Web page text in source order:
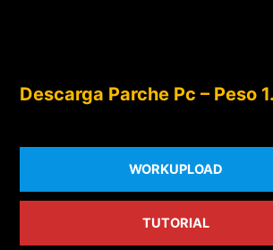
Descarga Parche Pc – Peso
WORKUPLOAD
TUTORIAL